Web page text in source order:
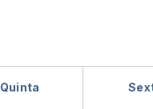
Quinta